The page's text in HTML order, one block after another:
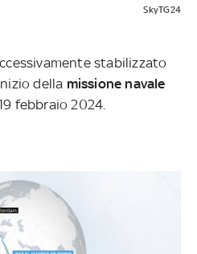
SkyTG24
stabilizzato
della missione navale
febbraio 2024.